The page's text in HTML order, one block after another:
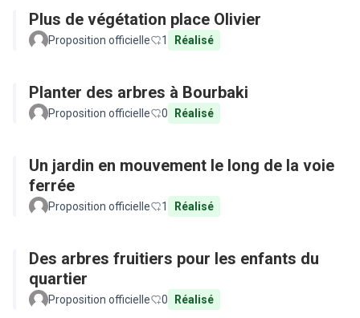
Plus de végétation place Olivier
Proposition officielle 1 Réalisé
Planter des arbres à Bourbaki
Proposition officielle 0 Réalisé
Un jardin en mouvement le long de la voie
ferrée
Proposition officielle 1 Réalisé
Des arbres fruitiers pour les enfants du
quartier
Proposition officielle 0 Réalisé